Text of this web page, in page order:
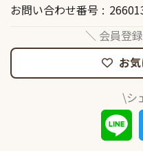
お問い合わせ番号
＼ 会員登
お
\シ